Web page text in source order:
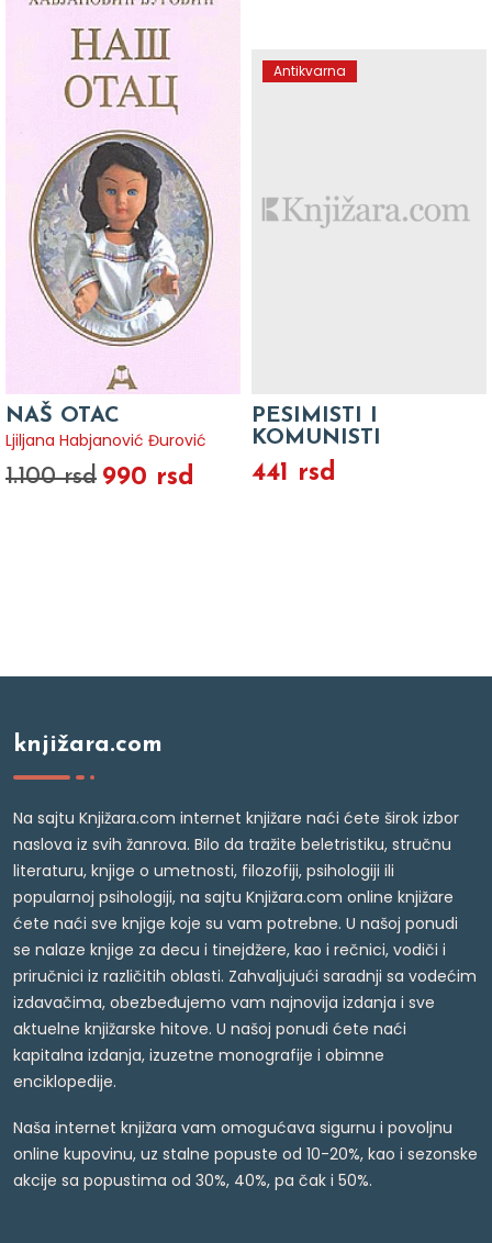
NAŠ OTAC
Ljiljana Habjanović Đurović
1.100 rsd 990 rsd
Antikvarna
PESIMISTI I
KOMUNISTI
441 rsd
knjižara.com
Na sajtu Knjižara.com internet knjižare naći ćete širok izbor
naslova iz svih žanrova. Bilo da tražite beletristiku, stručnu
literaturu, knjige o umetnosti, filozofiji, psihologiji ili
popularnoj psihologiji, na sajtu Knjižara.com online knjižare
ćete naći sve knjige koje su vam potrebne. U našoj ponudi
se nalaze knjige za decu i tinejdžere, kao i rečnici, vodiči i
priručnici iz različitih oblasti. Zahvaljujući saradnji sa vodećim
izdavačima, obezbeđujemo vam najnovija izdanja i sve
aktuelne knjižarske hitove. U našoj ponudi ćete naći
kapitalna izdanja, izuzetne monografije i obimne
enciklopedije.
Naša internet knjižara vam omogućava sigurnu i povoljnu
online kupovinu, uz stalne popuste od 10-20%, kao i sezonske
akcije sa popustima od 30%, 40%, pa čak i 50%.